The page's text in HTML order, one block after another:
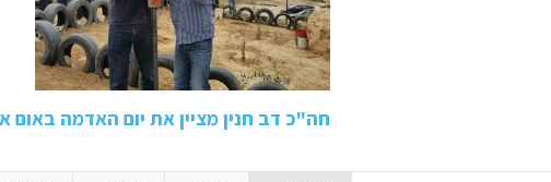
חה"כ דב חנין מציין את יום האדמה באום